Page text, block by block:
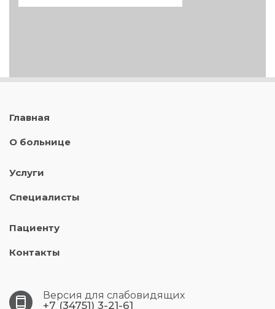
Главная
О больнице
Услуги
Специалисты
Пациенту
Контакты
Версия для слабовидящих
+7 (34751) 3-21-61